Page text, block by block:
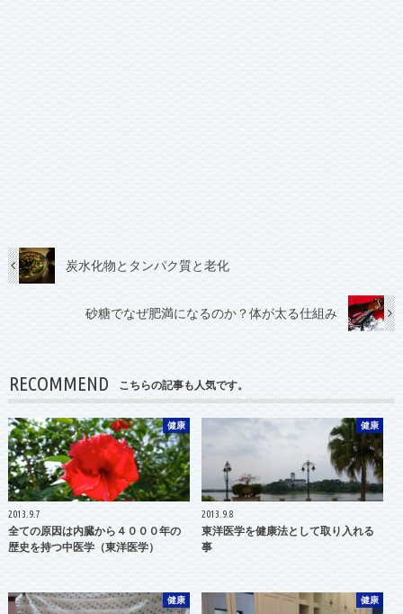
炭水化物とタンパク質と老化
砂糖でなぜ肥満になるのか？体が太る仕組み
RECOMMEND こちらの記事も人気です。
健康
2013.9.7
全ての原因は内臓から４０００年の
歴史を持つ中医学（東洋医学）
健康
2013.9.8
東洋医学を健康法として取り入れる
事
健康 健康